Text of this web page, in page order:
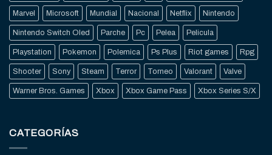
Marvel Microsoft Mundial Nacional Netflix Nintendo
Nintendo Switch Oled Parche Pc Pelea Pelicula
Playstation Pokemon Polemica Ps Plus Riot games Rpg
Shooter Sony Steam Terror Torneo Valorant Valve
Warner Bros. Games Xbox Xbox Game Pass Xbox Series S/X
CATEGORÍAS